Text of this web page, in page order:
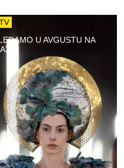
U AVGUSTU NA